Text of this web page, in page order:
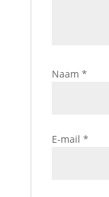
Naam *
E-mail *